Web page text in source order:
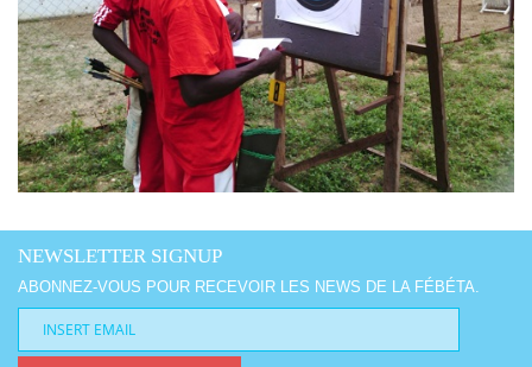
NEWSLETTER SIGNUP
ABONNEZ-VOUS POUR RECEVOIR LES NEWS DE LA FÉBÉTA.